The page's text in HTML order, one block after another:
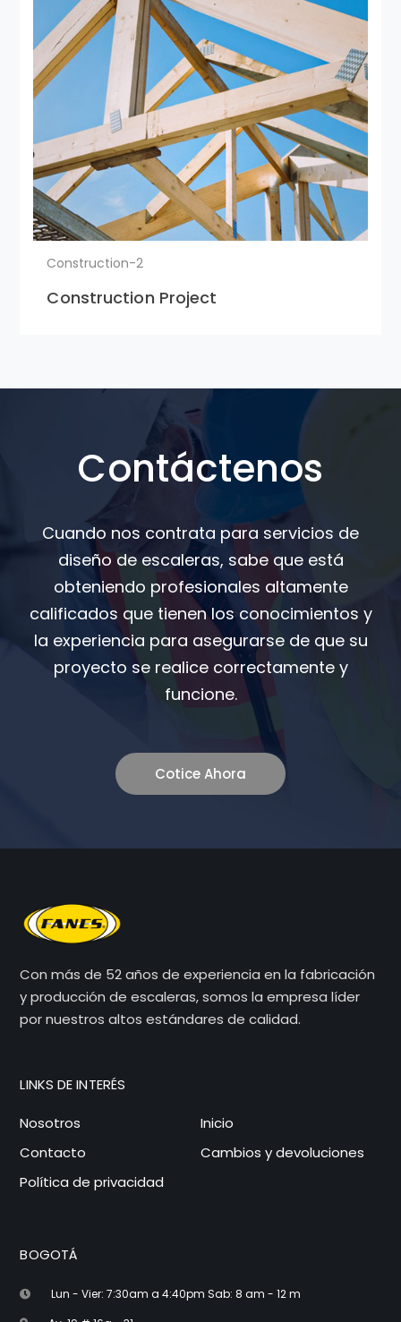
Construction-2
Construction Project
Contáctenos
Cuando nos contrata para servicios de
diseño de escaleras, sabe que está
obteniendo profesionales altamente
calificados que tienen los conocimientos y
la experiencia para asegurarse de que su
proyecto se realice correctamente y
funcione.
Cotice Ahora
Con más de 52 años de experiencia en la fabricación
y producción de escaleras, somos la empresa líder
por nuestros altos estándares de calidad.
LINKS DE INTERÉS
Nosotros
Inicio
Contacto
Cambios y devoluciones
Política de privacidad
BOGOTÁ
Lun - Vier: 7:30am a 4:40pm Sab: 8 am - 12 m